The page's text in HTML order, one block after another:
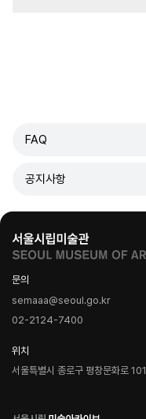
FAQ
공지사항
문의
semaaa@seoul.go.kr
02-2124-7400
위치
서울특별시 종로구 평창문화로 101
로